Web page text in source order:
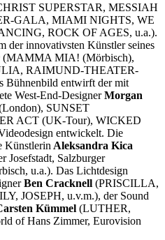
SUPERSTAR, MESSIAH
GALA, MIAMI NIGHTS, WE
ROCK OF AGES, u.a.).
der innovativsten Künstler seines
(MAMMA MIA! (Mörbisch),
RAIMUND-THEATER-
entwirft der mit
West-End-DesignerMorgan
SUNSET
ACT (UK-Tour), WICKED
entwickelt. Die
Künstlerin Aleksandra Kica
Josefstadt, Salzburger
u.a.). Das Lichtdesign
Ben Cracknell (PRISCILLA,
JOSEPH, u.v.m.), der Sound
Kümmel (LUTHER,
of Hans Zimmer, Eurovision